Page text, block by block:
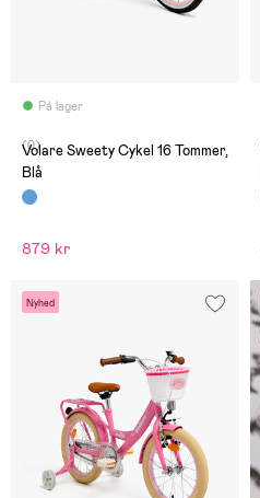
På lager
(0)
Volare Sweety Cykel 16 Tommer,
Blå
879 kr
Nyhed